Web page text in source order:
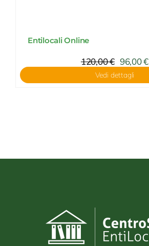
Entilocali Online
120,00€ 96,00€
Vedi dettagli